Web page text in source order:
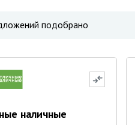
подобрано
наличные